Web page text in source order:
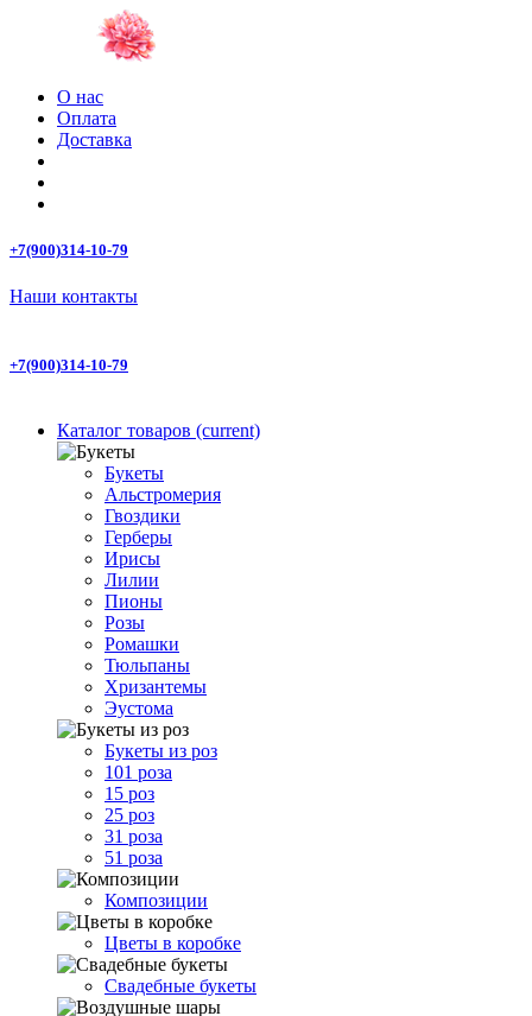
О нас
Оплата
Доставка
+7(900)314-10-79
Наши контакты
+7(900)314-10-79
Каталог товаров (current)
Букеты
Альстромерия
Гвоздики
Герберы
Ирисы
Лилии
Пионы
Розы
Ромашки
Тюльпаны
Хризантемы
Эустома
Букеты из роз
101 роза
15 роз
25 роз
31 роза
51 роза
Композиции
Цветы в коробке
Свадебные букеты